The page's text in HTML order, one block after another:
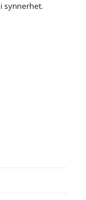
i synnerhet.